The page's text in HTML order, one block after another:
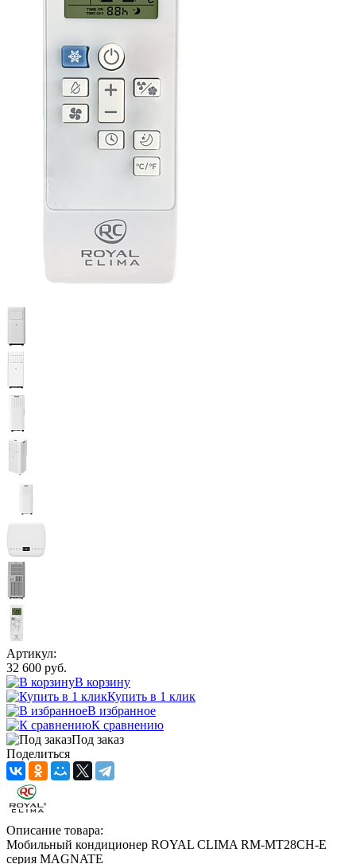
Артикул:
32 600 руб.
В корзину
Купить в 1 клик
В избранное
К сравнению
Под заказ
Поделиться
Описание товара:
Мобильный кондиционер ROYAL CLIMA RM-MT28CH-E
серия MAGNATE